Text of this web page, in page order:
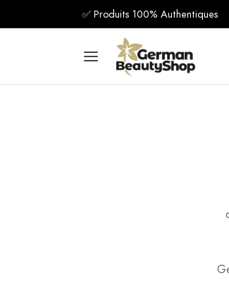
✅ Produits 100% Authentiques